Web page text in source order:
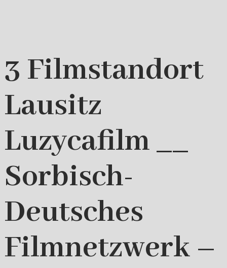
3 Filmstandort
Lausitz
Luzycafilm __
Sorbisch-
Deutsches
Filmnetzwerk –